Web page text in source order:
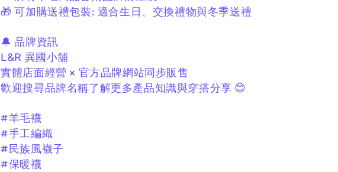
🎁 可加購送禮包裝: 適合生日、交換禮物與冬季送禮
🔔 品牌資訊
L&R 異國小舖
實體店面經營 × 官方品牌網站同步販售
歡迎搜尋品牌名稱了解更多產品知識與穿搭分享 😊
#羊毛襪
#手工編織
#民族風襪子
#保暖襪